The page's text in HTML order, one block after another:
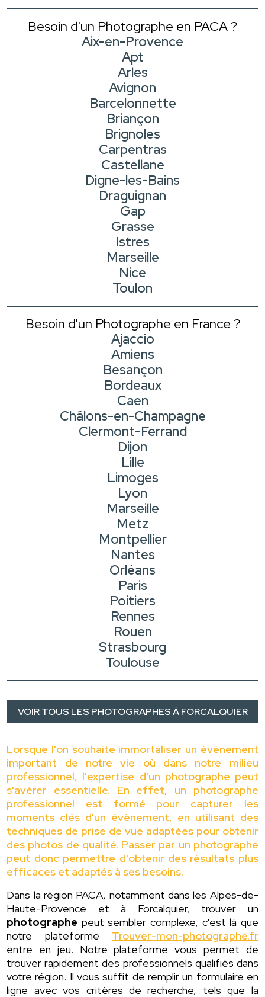
Besoin d'un Photographe en PACA ?
Aix-en-Provence
Apt
Arles
Avignon
Barcelonnette
Briançon
Brignoles
Carpentras
Castellane
Digne-les-Bains
Draguignan
Gap
Grasse
Istres
Marseille
Nice
Toulon
Besoin d'un Photographe en France ?
Ajaccio
Amiens
Besançon
Bordeaux
Caen
Châlons-en-Champagne
Clermont-Ferrand
Dijon
Lille
Limoges
Lyon
Marseille
Metz
Montpellier
Nantes
Orléans
Paris
Poitiers
Rennes
Rouen
Strasbourg
Toulouse
VOIR TOUS LES PHOTOGRAPHES À FORCALQUIER
Lorsque l'on souhaite immortaliser un évènement
important de notre vie où dans notre milieu
professionnel, l'expertise d'un photographe peut
s'avérer essentielle. En effet, un photographe
professionnel est formé pour capturer les
moments clés d'un évènement, en utilisant des
techniques de prise de vue adaptées pour obtenir
des photos de qualité. Passer par un photographe
peut donc permettre d'obtenir des résultats plus
efficaces et adaptés à ses besoins.
Dans la région PACA, notamment dans les Alpes-de-
Haute-Provence et à Forcalquier, trouver un
photographe peut sembler complexe, c'est là que
notre plateforme Trouver-mon-photographe.fr
entre en jeu. Notre plateforme vous permet de
trouver rapidement des professionnels qualifiés dans
votre région. Il vous suffit de remplir un formulaire en
ligne avec vos critères de recherche, tels que la